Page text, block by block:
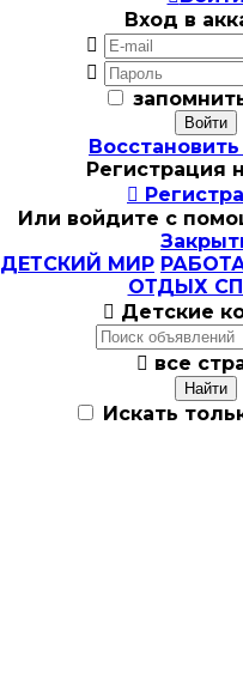
Вход в


Регистрация

Или войдите с
ДЕТСКИЙ МИР
ОТДЫХ
 Детские
 все
Искать